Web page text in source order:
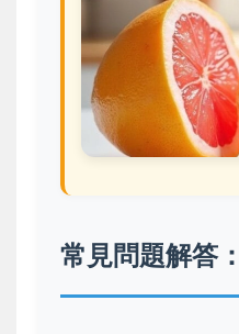
常見問題解答